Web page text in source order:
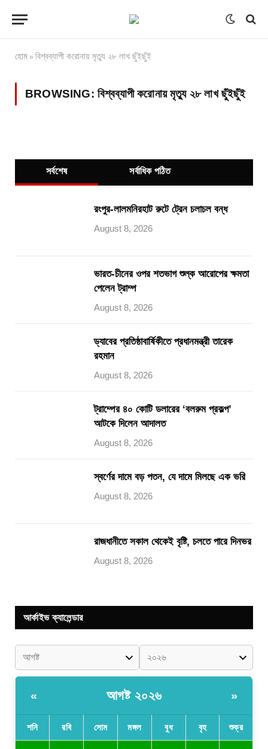
হোম » বিশ্বব্যাপী করোনায় মৃত্যু ২৮ লাখ ছুঁইছুঁই
BROWSING: বিশ্বব্যাপী করোনায় মৃত্যু ২৮ লাখ ছুঁইছুঁই
সর্বশেষ সর্বাধিক পঠিত
রংপুর-লালমনিরহাট রুটে ট্রেন চলাচল বন্ধ
August 8, 2026
ভারত-চীনের ওপর শতভাগ শুল্ক আরোপের ক্ষমতা
পেলেন ট্রাম্প
August 8, 2026
ড্যাবের প্রতিষ্ঠাবার্ষিকীতে প্রধানমন্ত্রী তারেক
রহমান
August 8, 2026
ট্রাম্পের ৪০ কোটি ডলারের ‘বলরুম প্রকল্প’
আটকে দিলেন আদালত
August 8, 2026
স্বর্ণের দামে বড় পতন, যে দামে মিলছে এক ভরি
August 8, 2026
রাজধানীতে সকাল থেকেই বৃষ্টি, চলতে পারে দিনভর
August 8, 2026
আর্কাইভ ক্যালেন্ডার
« আগষ্ট ২০২৬ »
শনি রবি সোম মঙ্গল বুধ বৃহ শুক্র